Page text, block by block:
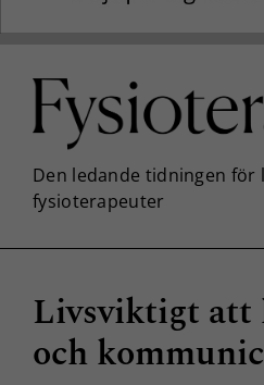
innehållet
Livsviktigt att
och